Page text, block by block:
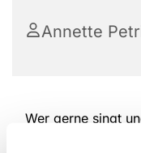
Annette
Wer gerne singt
hat, ist herzlich